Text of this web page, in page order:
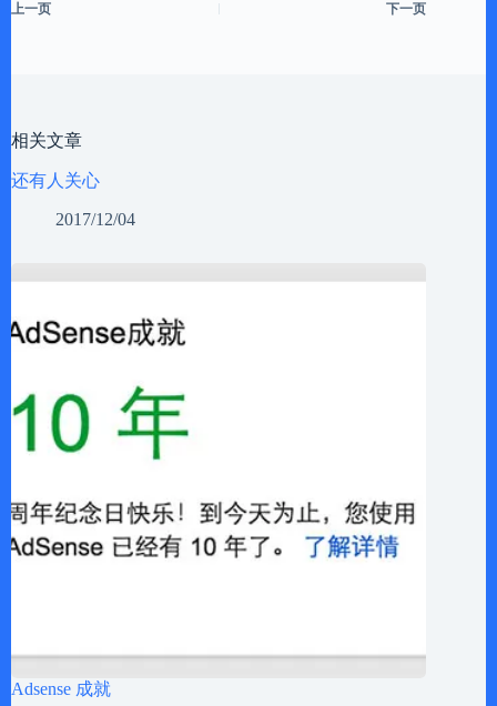
上一页 下一页
相关文章
还有人关心
2017/12/04
Adsense 成就